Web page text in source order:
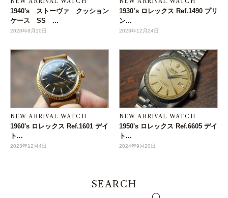
1940's ストーヴァ クッション
ケース SS ...
2020年8月10日
1930’s ロレックス Ref.1490 プリ
ン...
2023年12月24日
NEW ARRIVAL WATCH
1960's ロレックス Ref.1601 デイ
ト...
2023年12月4日
NEW ARRIVAL WATCH
1950's ロレックス Ref.6605 デイ
ト...
2024年9月20日
SEARCH